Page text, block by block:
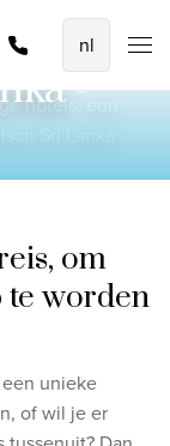
Promoties
Offerte aanvragen
-
om
worden
unieke
of wil je er